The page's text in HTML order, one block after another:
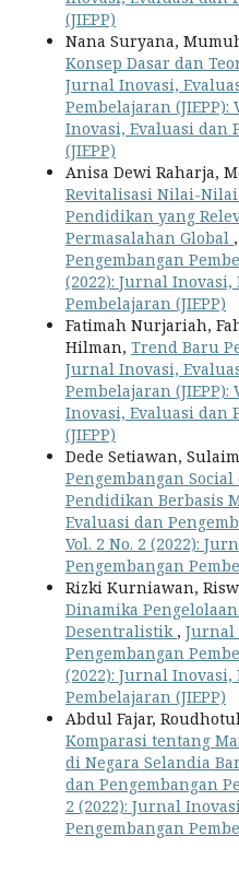
(JIEPP)
Nana Suryana,
Konsep Dasar dan
Jurnal Inovasi,
Pembelajaran (JIEPP):
Inovasi, Evaluasi dan
(JIEPP)
Anisa Dewi Raharja,
Revitalisasi Nilai-
Pendidikan yang
Permasalahan Global ,
Pengembangan
(2022): Jurnal
Pembelajaran (JIEPP)
Fatimah Nurjariah,
Hilman, Trend Baru
Jurnal Inovasi,
Pembelajaran (JIEPP):
Inovasi, Evaluasi dan
(JIEPP)
Dede Setiawan,
Pengembangan
Pendidikan Berbasis
Evaluasi dan
Vol. 2 No. 2 (2022):
Pengembangan
Rizki Kurniawan,
Dinamika
Desentralistik , Jurnal
Pengembangan
(2022): Jurnal
Pembelajaran (JIEPP)
Abdul Fajar,
Komparasi tentang
di Negara Selandia
dan Pengembangan
2 (2022): Jurnal
Pengembangan